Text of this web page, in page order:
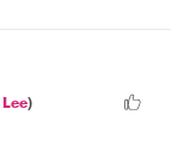
Lee)